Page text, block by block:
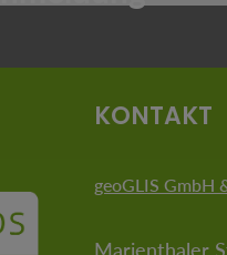
KONTAKT
geoGLIS GmbH
Marienthaler